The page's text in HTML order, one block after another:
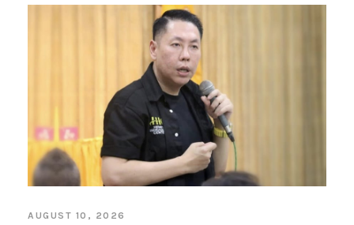
AUGUST 10, 2026